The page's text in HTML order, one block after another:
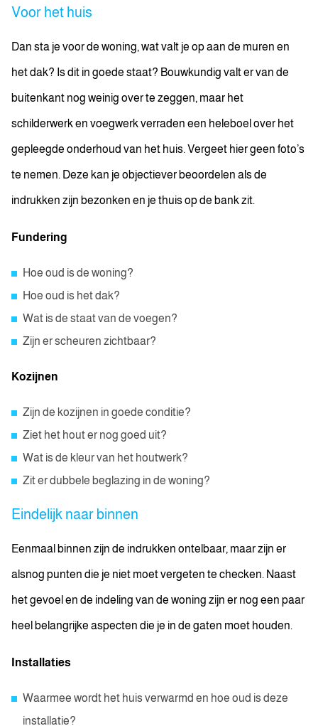
Voor het huis
Dan sta je voor de woning, wat valt je op aan de muren en
het dak? Is dit in goede staat? Bouwkundig valt er van de
buitenkant nog weinig over te zeggen, maar het
schilderwerk en voegwerk verraden een heleboel over het
gepleegde onderhoud van het huis. Vergeet hier geen foto’s
te nemen. Deze kan je objectiever beoordelen als de
indrukken zijn bezonken en je thuis op de bank zit.
Fundering
Hoe oud is de woning?
Hoe oud is het dak?
Wat is de staat van de voegen?
Zijn er scheuren zichtbaar?
Kozijnen
Zijn de kozijnen in goede conditie?
Ziet het hout er nog goed uit?
Wat is de kleur van het houtwerk?
Zit er dubbele beglazing in de woning?
Eindelijk naar binnen
Eenmaal binnen zijn de indrukken ontelbaar, maar zijn er
alsnog punten die je niet moet vergeten te checken. Naast
het gevoel en de indeling van de woning zijn er nog een paar
heel belangrijke aspecten die je in de gaten moet houden.
Installaties
Waarmee wordt het huis verwarmd en hoe oud is deze
installatie?